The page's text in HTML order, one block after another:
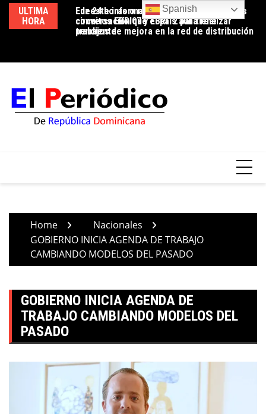
Skip
content
ULTIMA
HORA
Luz 24 horas o reducción de pérdidas: la
conversación que el país aún tiene
pendiente
Edeeste informa apertura temporal de los
circuitos EBRI07 y EBRI12 para realizar
trabajos de mejora en la red de distribución
Home
Nacionales
GOBIERNO INICIA AGENDA DE TRABAJO
CAMBIANDO MODELOS DEL PASADO
GOBIERNO INICIA AGENDA DE
TRABAJO CAMBIANDO MODELOS DEL
PASADO
Spanish